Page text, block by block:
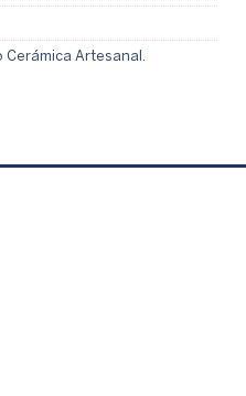
Cerámica Artesanal.